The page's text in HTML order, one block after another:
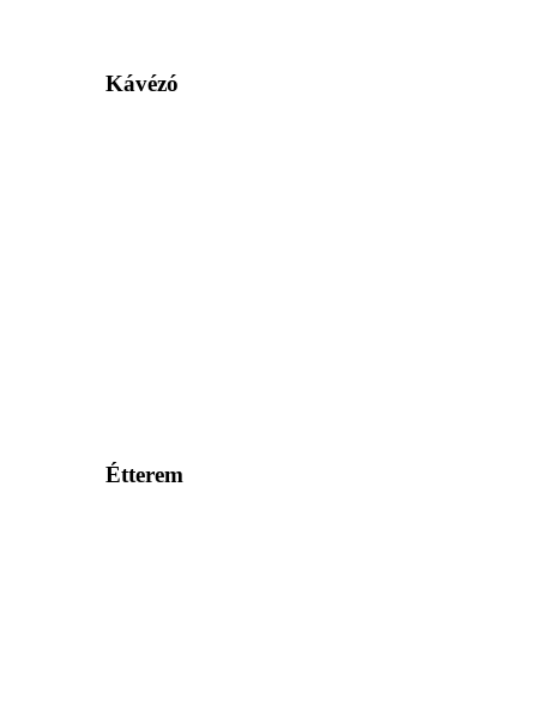
Kávézó
Étterem